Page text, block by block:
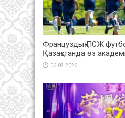
Француздық ПСЖ
Қазақстанда өз
06.08.2026